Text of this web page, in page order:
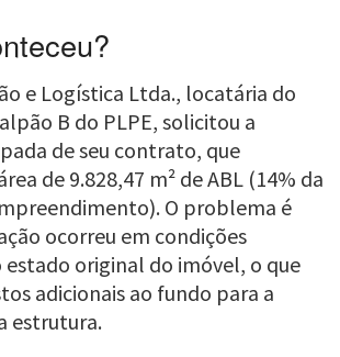
e Logística Ltda., locatária do
B do PLPE, solicitou a
de seu contrato, que
de 9.828,47 m² de ABL (14% da
O problema é
ocorreu em condições
original do imóvel, o que
adicionais ao fundo para a
estrutura.